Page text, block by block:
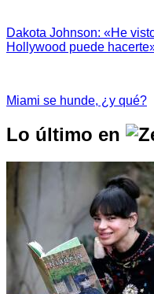
Dakota Johnson: «He
Hollywood puede
Miami se hunde, ¿y qué?
Lo último en